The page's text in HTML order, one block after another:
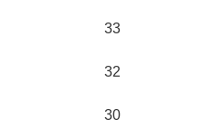
33
32
30